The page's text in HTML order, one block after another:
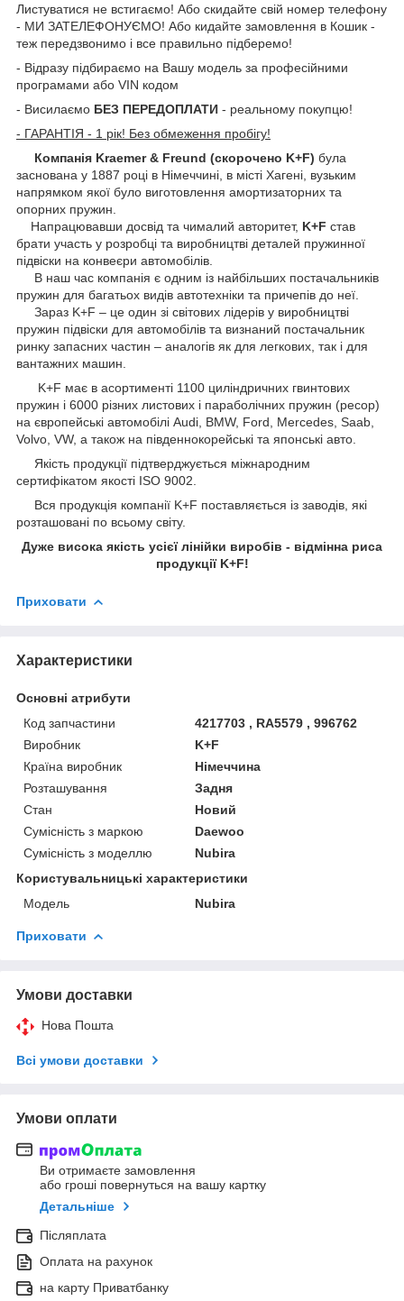
Листуватися не встигаємо! Або скидайте свій номер телефону
- МИ ЗАТЕЛЕФОНУЄМО! Або кидайте замовлення в Кошик -
теж передзвонимо і все правильно підберемо!
- Відразу підбираємо на Вашу модель за професійними
програмами або VIN кодом
- Висилаємо БЕЗ ПЕРЕДОПЛАТИ - реальному покупцю!
- ГАРАНТІЯ - 1 рік! Без обмеження пробігу!
Компанія Kraemer & Freund (скорочено K+F) була
заснована у 1887 році в Німеччині, в місті Хагені, вузьким
напрямком якої було виготовлення амортизаторних та
опорних пружин.
Напрацювавши досвід та чималий авторитет, K+F став
брати участь у розробці та виробництві деталей пружинної
підвіски на конвеєри автомобілів.
В наш час компанія є одним із найбільших постачальників
пружин для багатьох видів автотехніки та причепів до неї.
Зараз K+F – це один зі світових лідерів у виробництві
пружин підвіски для автомобілів та визнаний постачальник
ринку запасних частин – аналогів як для легкових, так і для
вантажних машин.
K+F має в асортименті 1100 циліндричних гвинтових
пружин і 6000 різних листових і параболічних пружин (ресор)
на європейські автомобілі Audi, BMW, Ford, Mercedes, Saab,
Volvo, VW, а також на південнокорейські та японські авто.
Якість продукції підтверджується міжнародним
сертифікатом якості ISO 9002.
Вся продукція компанії K+F поставляється із заводів, які
розташовані по всьому світу.
Дуже висока якість усієї лінійки виробів - відмінна риса
продукції K+F!
Приховати
Характеристики
Основні атрибути
Код запчастини
4217703 , RA5579 , 996762
Виробник
K+F
Країна виробник
Німеччина
Розташування
Задня
Стан
Новий
Сумісність з маркою
Daewoo
Сумісність з моделлю
Nubira
Користувальницькі характеристики
Мoдель
Nubira
Приховати
Умови доставки
Нова Пошта
Всі умови доставки
Умови оплати
Ви отримаєте замовлення
або гроші повернуться на вашу картку
Детальніше
Післяплата
Оплата на рахунок
на карту Приватбанку